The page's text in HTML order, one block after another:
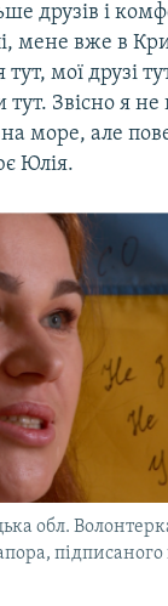
друзів і
мене вже в
мої друзі
Звісно я не
море, але
Юлія.
обл.
підписаного